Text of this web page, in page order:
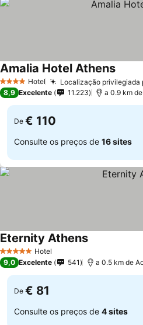
4 EstrelasHotel Localização privilegiada
Amalia Hotel Athens
8,9 Excelente 11.223 a 0.9 km
De € 110
Consulte os preços de 16 sites
5 Estrelas Hotel
Eternity Athens
9,0 Excelente 541 a 0.5 km de
De € 81
Consulte os preços de 4 sites